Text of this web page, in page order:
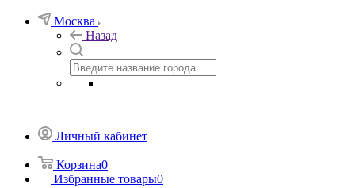
Москва
Назад
Личный кабинет
Корзина0
Избранные товары0